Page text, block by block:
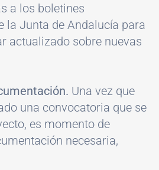
a los boletines
la Junta de Andalucía para
actualizado sobre nuevas
Una vez que
una convocatoria que se
es momento de
necesaria,